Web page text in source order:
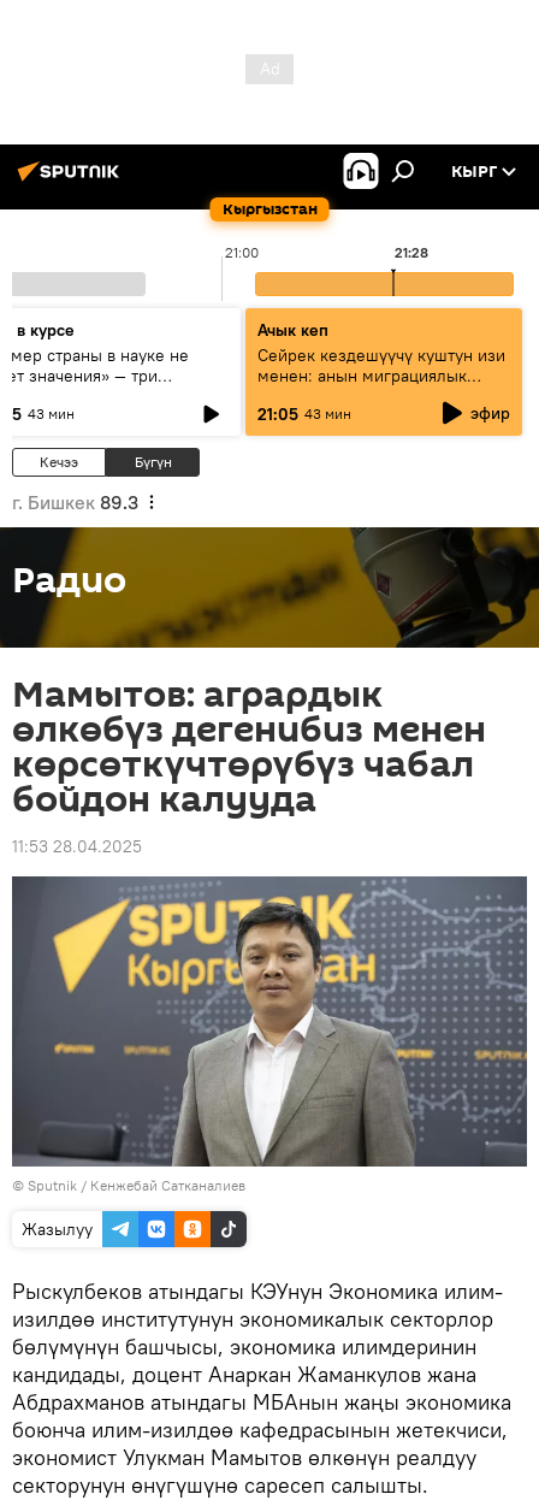
Кыргызстан
КЫРГ
21:00 21:28
в курсе
страны в науке не
значения» — три
и Кыргызстана в
43 мин
Ачык кеп
Сейрек кездешүүчү куштун изи
менен: анын миграциялык
жолу эмнеден кабар берет?
21:05 43 мин эфир
Кечээ Бүгүн
г. Бишкек 89.3
Радио
Мамытов: агрардык
өлкөбүз дегенибиз менен
көрсөткүчтөрүбүз чабал
бойдон калууда
11:53 28.04.2025
© Sputnik / Кенжебай Сатканалиев
Жазылуу
Рыскулбеков атындагы КЭУнун Экономика илим-
изилдөө институтунун экономикалык секторлор
бөлүмүнүн башчысы, экономика илимдеринин
кандидады, доцент Анаркан Жаманкулов жана
Абдрахманов атындагы МБАнын жаңы экономика
боюнча илим-изилдөө кафедрасынын жетекчиси,
экономист Улукман Мамытов өлкөнүн реалдуу
секторунун өнүгүшүнө саресеп салышты.